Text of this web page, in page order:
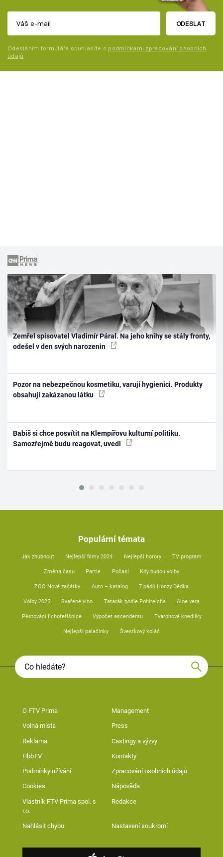
ODESLAT
Odesláním formuláře souhlasíte s podmínkami zpracování osobních
údajů
Zemřel spisovatel Vladimír Páral. Na jeho knihy se stály fronty,
odešel v den svých narozenin
Pozor na nebezpečnou kosmetiku, varují hygienici. Produkty
obsahují zakázanou látku
Babiš si chce posvítit na Klempířovu kulturní politiku.
Samozřejmě budu reagovat, uvedl
Populární témata
Jak zhubnout Nejlepší filmy 2024 Nejlepší horory TV program
Změna času Partie Počasí Kdy budou volby
ZOO Nové začátky Auto – katalog 7 pádů Honzy Dědka
Volby 2025 Svařené víno Tatarák podle Pohlreicha Aloe vera
Pěstování lichořeřišnice Výpočet ascendentu Tvarohové knedlíky
Nejlepší palačinky Švestkový koláč
O FTV Prima Management
Volná místa Press
Reklama Castingy a výzvy
HbbTV Kontakty
Podmínky užívání Zpracování osobních údajů
Cookies Nápověda
Vlastník FTV Prima spol. s
r.o.
Redakce
Nahlásit chybu Nastavení soukromí